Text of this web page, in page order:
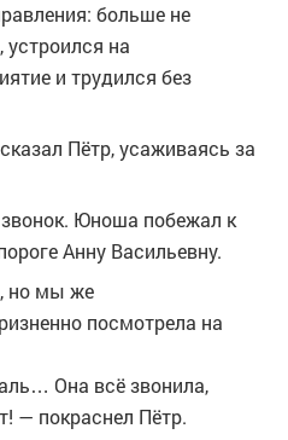
больше не
на
и трудился без
Пётр, усаживаясь за
Юноша побежал к
Анну Васильевну.
но мы же
посмотрела на
Она всё звонила,
— покраснел Пётр.